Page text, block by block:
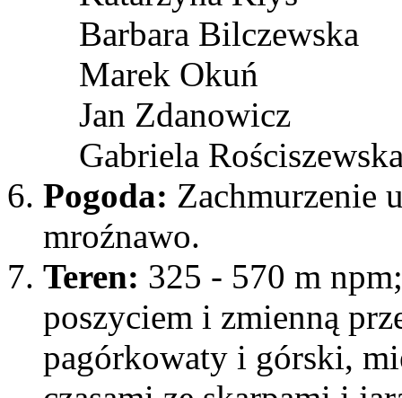
Barbara Bilczewska
Marek Okuń
Jan Zdanowicz
Gabriela
Pogoda: Zachmurzenie
mroźnawo.
Teren: 325 - 570 m
poszyciem i zmienną
pagórkowaty i górski,